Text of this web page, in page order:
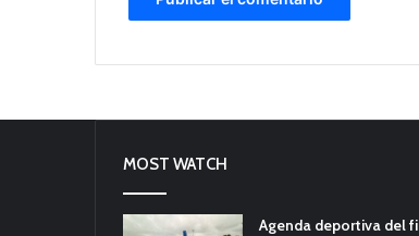
MOST WATCH
Agenda deportiva del